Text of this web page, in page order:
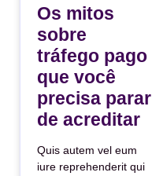
Os mitos
sobre
tráfego pago
que você
precisa parar
de acreditar
Quis autem vel eum
iure reprehenderit qui